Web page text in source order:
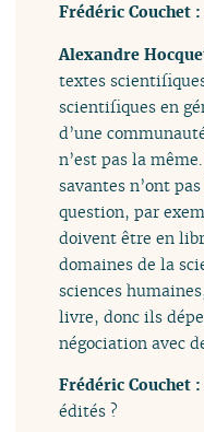
Frédéric Couchet
Alexandre
textes
scientifiques en
d’une
n’est pas la
savantes n’ont
question, par
doivent être en
domaines de la
sciences
livre, donc ils
négociation avec
Frédéric Couchet
édités ?